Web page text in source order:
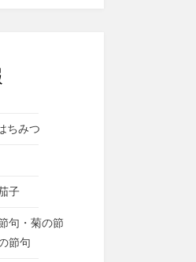
ちみつ
子
句・菊の節
節句